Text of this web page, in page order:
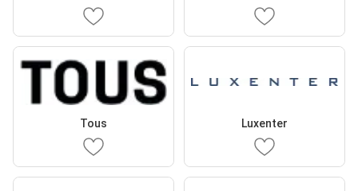
Tous Luxenter